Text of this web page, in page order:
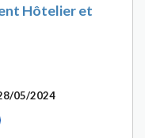
Hôtelier et
05/2024